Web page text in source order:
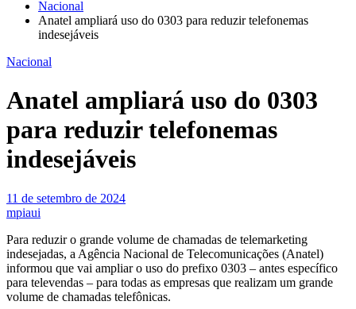
Nacional
Anatel ampliará uso do 0303 para reduzir telefonemas
indesejáveis
Nacional
Anatel ampliará uso do 0303
para reduzir telefonemas
indesejáveis
11 de setembro de 2024
mpiaui
Para reduzir o grande volume de chamadas de telemarketing
indesejadas, a Agência Nacional de Telecomunicações (Anatel)
informou que vai ampliar o uso do prefixo 0303 – antes específico
para televendas – para todas as empresas que realizam um grande
volume de chamadas telefônicas.